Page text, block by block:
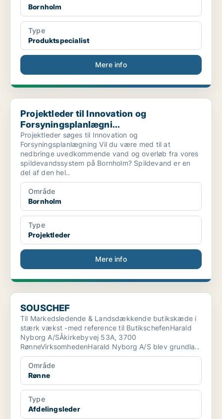
Bornholm
Type
Produktspecialist
Mere info
Projektleder til Innovation og Forsyningsplanlægni...
Projektleder til Innovation og
Forsyningsplanlægni...
Projektleder søges til Innovation og
Forsyningsplanlægning Vil du være med til at
nedbringe uvedkommende vand og overløb fra vores
spildevandssystem på Bornholm? Spildevand er en
del af den hel..
Område
Bornholm
Type
Projektleder
Mere info
SOUSCHEF
SOUSCHEF
Til Markedsledende & Landsdækkende butikskæde i
stærk vækst -med reference til ButikschefenHarald
Nyborg A/SÅkirkebyvej 53A, 3700
RønneVirksomhedenHarald Nyborg A/S blev grundla..
Område
Rønne
Type
Afdelingsleder